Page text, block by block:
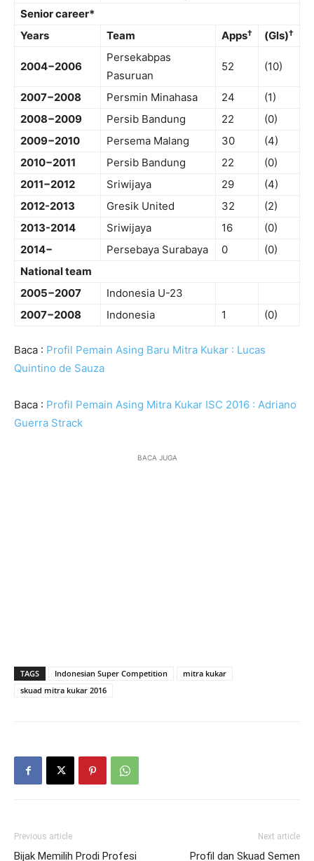
Senior career*
Years
Team Apps† (Gls)†
2004−2006
Persekabpas
Pasuruan
52 (10)
2007−2008 Persmin Minahasa 24
(1)
2008−2009
Persib Bandung 22
(0)
2009−2010
Persema Malang 30
(4)
2010−2011
Persib Bandung 22
(0)
2011−2012
Sriwijaya 29
(4)
2012-2013
Gresik United 32
(2)
2013-2014
Sriwijaya 16
(0)
2014−
Persebaya Surabaya 0
(0)
National team
2005−2007
Indonesia U-23
2007−2008
Indonesia 1 (0)
Baca : Profil Pemain Asing Baru Mitra Kukar : Lucas
Quintino de Sauza
Baca : Profil Pemain Asing Mitra Kukar ISC 2016 : Adriano
Guerra Strack
BACA JUGA
TAGS Indonesian Super Competition
mitra kukar
skuad mitra kukar 2016
Previous article
Bijak Memilih Prodi Profesi
Next article
Profil dan Skuad Semen